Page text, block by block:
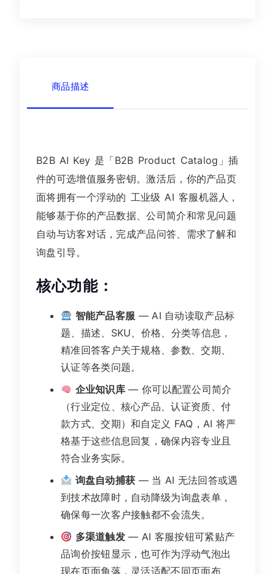
商品描述
B2B AI Key 是「B2B Product Catalog」插
件的可选增值服务密钥。激活后，你的产品页
面将拥有一个浮动的 工业级 AI 客服机器人，
能够基于你的产品数据、公司简介和常见问题
自动与访客对话，完成产品问答、需求了解和
询盘引导。
核心功能：
智能产品客服 — AI 自动读取产品标
题、描述、SKU、价格、分类等信息，
精准回答客户关于规格、参数、交期、
认证等各类问题。
企业知识库 — 你可以配置公司简介
（行业定位、核心产品、认证资质、付
款方式、交期）和自定义 FAQ，AI 将严
格基于这些信息回复，确保内容专业且
符合业务实际。
询盘自动捕获 — 当 AI 无法回答或遇
到技术故障时，自动降级为询盘表单，
确保每一次客户接触都不会流失。
多渠道触发 — AI 客服按钮可紧贴产
品询价按钮显示，也可作为浮动气泡出
现在页面角落，灵活适配不同页面布